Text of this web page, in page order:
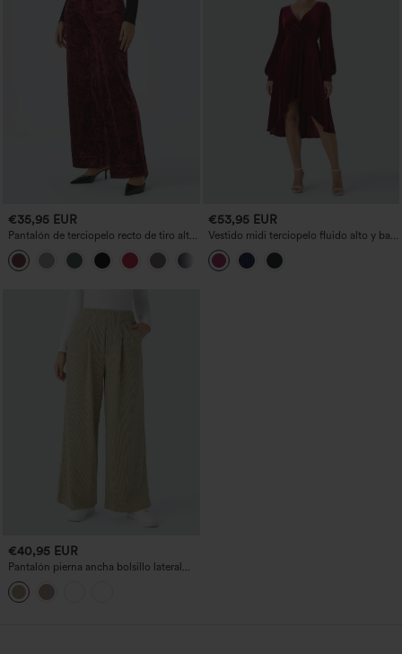
€35,95 EUR
Pantalón de terciopelo recto de tiro alto
con botones y bolsillos
€53,95 EUR
Vestido midi terciopelo fluido alto y bajo
plisado cruzado cuello V manga obispo
€40,95 EUR
Pantalón pierna ancha bolsillo lateral
plisado tiro alto acanalado